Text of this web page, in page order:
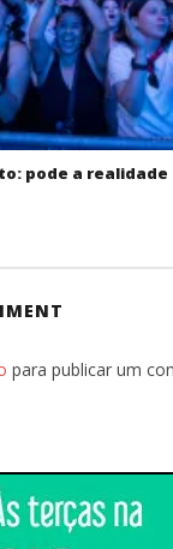
pode a realidade
para publicar um